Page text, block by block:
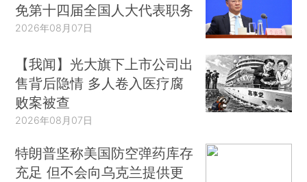
免第十四届全国人大代表职务
2026年08月07日
【我闻】光大旗下上市公司出
售背后隐情 多人卷入医疗腐
败案被查
2026年08月07日
特朗普坚称美国防空弹药库存
充足 但不会向乌克兰提供更